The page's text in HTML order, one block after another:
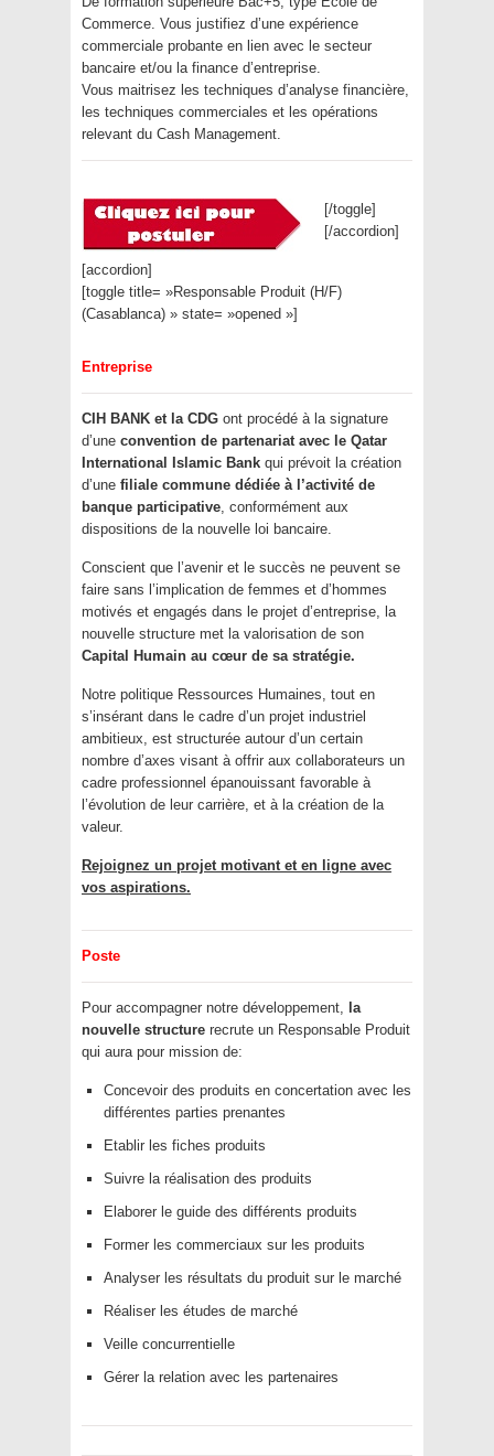
Commerce. Vous justifiez d’une expérience
commerciale probante en lien avec le secteur
bancaire et/ou la finance d’entreprise.
Vous maitrisez les techniques d’analyse financière,
les techniques commerciales et les opérations
relevant du Cash Management.
[/toggle]
[/accordion]
[accordion]
[toggle title= »Responsable Produit (H/F)
(Casablanca) » state= »opened »]
Entreprise
CIH BANK et la CDG ont procédé à la signature
d’une convention de partenariat avec le Qatar
International Islamic Bank qui prévoit la création
d’une filiale commune dédiée à l’activité de
banque participative, conformément aux
dispositions de la nouvelle loi bancaire.
Conscient que l’avenir et le succès ne peuvent se
faire sans l’implication de femmes et d’hommes
motivés et engagés dans le projet d’entreprise, la
nouvelle structure met la valorisation de son
Capital Humain au cœur de sa stratégie.
Notre politique Ressources Humaines, tout en
s’insérant dans le cadre d’un projet industriel
ambitieux, est structurée autour d’un certain
nombre d’axes visant à offrir aux collaborateurs un
cadre professionnel épanouissant favorable à
l’évolution de leur carrière, et à la création de la
valeur.
Rejoignez un projet motivant et en ligne avec
vos aspirations.
Poste
Pour accompagner notre développement, la
nouvelle structure recrute un Responsable Produit
qui aura pour mission de:
Concevoir des produits en concertation avec les
différentes parties prenantes
Etablir les fiches produits
Suivre la réalisation des produits
Elaborer le guide des différents produits
Former les commerciaux sur les produits
Analyser les résultats du produit sur le marché
Réaliser les études de marché
Veille concurrentielle
Gérer la relation avec les partenaires